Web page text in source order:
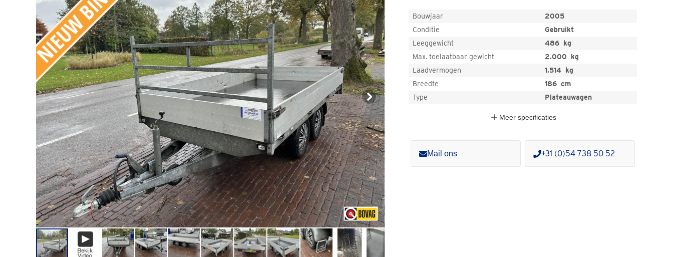
Bouwjaar
2005
Conditie
Gebruikt
Leeggewicht
486 kg
Max. toelaatbaar gewicht
2.000 kg
Laadvermogen
1.514 kg
Breedte
186 cm
Type
Plateauwagen
Meer specificaties
Mail ons +31 (0)54 738 50 52